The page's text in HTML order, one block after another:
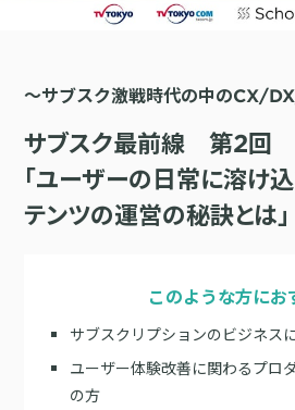
顧客理解をもとに適切なWeb接客を実
ンゲージメント向上
メールやLINE、プッシュ通知など、顧
ミュニケーションを実現
KARTE Blocks
LPOやA/Bテストによって、誰でも直
KARTE Datahub
KARTE Offers
ECサイト
金融・保険・Fintech
不動産・住宅販売
人材
旅行・運輸
活用インタビュー
AI時代の生活文脈におけるCX/UXデザイン
「ブランドの意志を宿すAI」の実装論
顧客データを活用したLINEメッセージユース
【2025年版】顧客データ活用最新事例
リソース
サポート
サポート・カスタマーサクセス
サポートサイト
Developer Portal
よくある質問
〜サブスク激戦時代の中のCX/
サブスク最前線 第2回
「ユーザーの日常に溶け
テンツの運営の秘訣とは」
このような方にお
サブスクリプションのビジネス
ユーザー体験改善に関わるプロ
の方